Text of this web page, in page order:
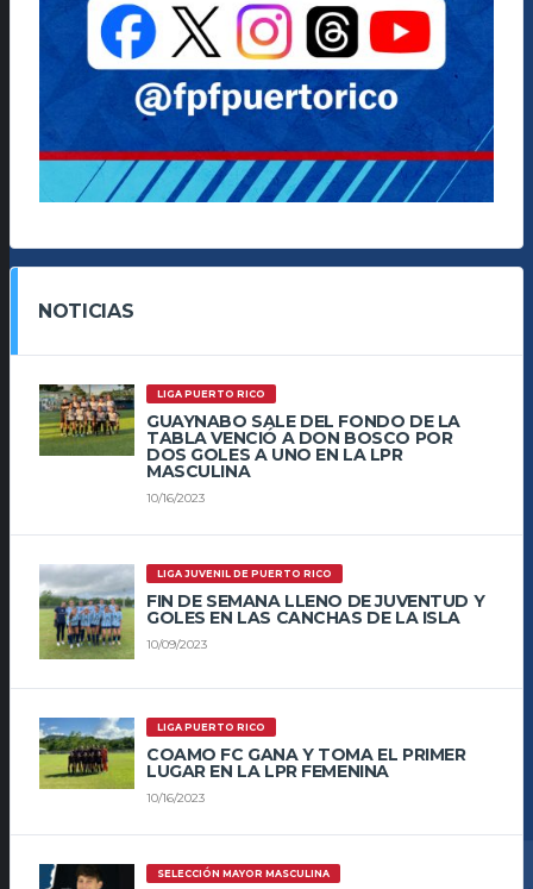
NOTICIAS
LIGA PUERTO RICO
GUAYNABO SALE DEL FONDO DE LA
TABLA VENCIÓ A DON BOSCO POR
DOS GOLES A UNO EN LA LPR
MASCULINA
10/16/2023
LIGA JUVENIL DE PUERTO RICO
FIN DE SEMANA LLENO DE JUVENTUD Y
GOLES EN LAS CANCHAS DE LA ISLA
10/09/2023
LIGA PUERTO RICO
COAMO FC GANA Y TOMA EL PRIMER
LUGAR EN LA LPR FEMENINA
10/16/2023
SELECCIÓN MAYOR MASCULINA